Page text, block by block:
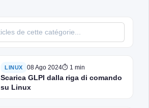
LINUX 08 Ago 2024⏱ 1 min
Scarica GLPI dalla riga di comando
su Linux